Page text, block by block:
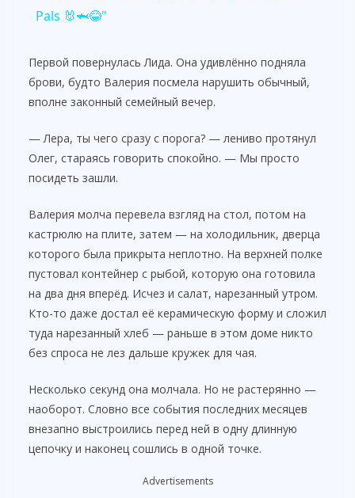
y
V
i
d
e
o
Pals 🐰🦈😂"
Первой повернулась Лида. Она удивлённо подняла
брови, будто Валерия посмела нарушить обычный,
вполне законный семейный вечер.
— Лера, ты чего сразу с порога? — лениво протянул
Олег, стараясь говорить спокойно. — Мы просто
посидеть зашли.
Валерия молча перевела взгляд на стол, потом на
кастрюлю на плите, затем — на холодильник, дверца
которого была прикрыта неплотно. На верхней полке
пустовал контейнер с рыбой, которую она готовила
на два дня вперёд. Исчез и салат, нарезанный утром.
Кто-то даже достал её керамическую форму и сложил
туда нарезанный хлеб — раньше в этом доме никто
без спроса не лез дальше кружек для чая.
Несколько секунд она молчала. Но не растерянно —
наоборот. Словно все события последних месяцев
внезапно выстроились перед ней в одну длинную
цепочку и наконец сошлись в одной точке.
Advertisements